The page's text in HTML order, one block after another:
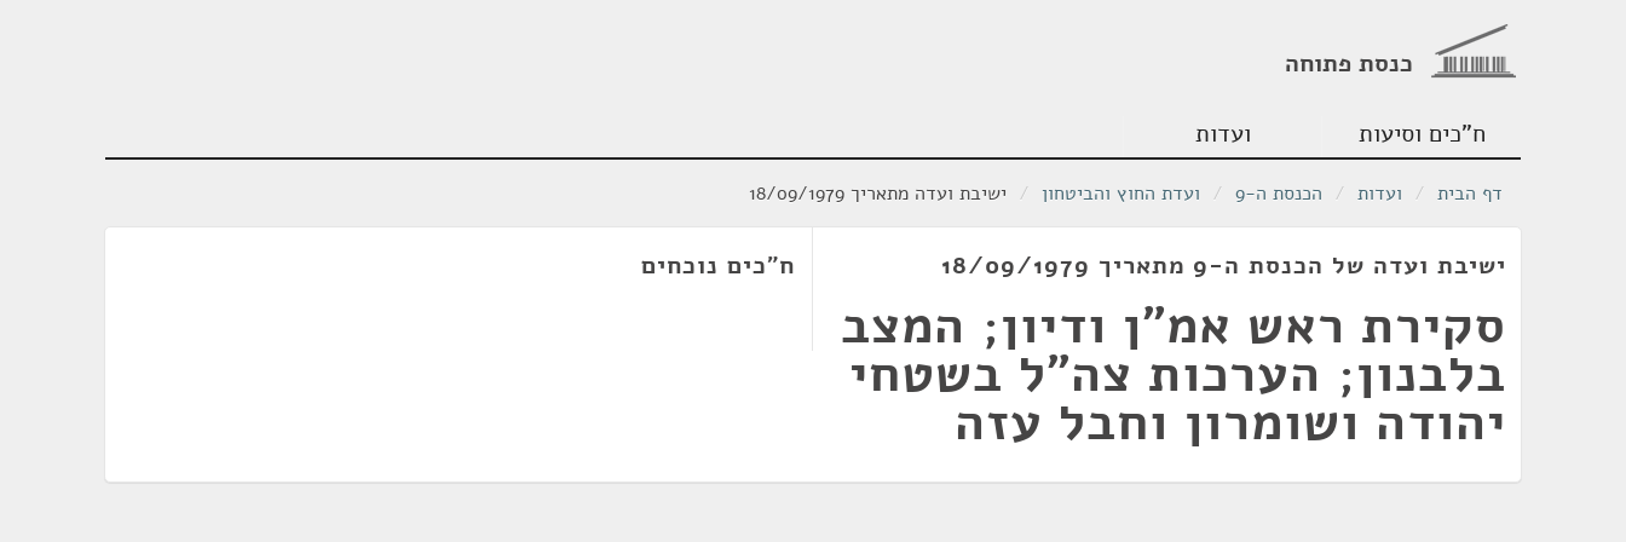
כנסת פתוחה
ח"כים וסיעות ועדות
דף הבית / ועדות / הכנסת ה-9 / ועדת החוץ והביטחון / ישיבת ועדה מתאריך 18/09/1979
ישיבת ועדה של הכנסת ה-9 מתאריך 18/09/1979
סקירת ראש אמ"ן ודיון; המצב
בלבנון; הערכות צה"ל בשטחי
יהודה ושומרון וחבל עזה
ח"כים נוכחים